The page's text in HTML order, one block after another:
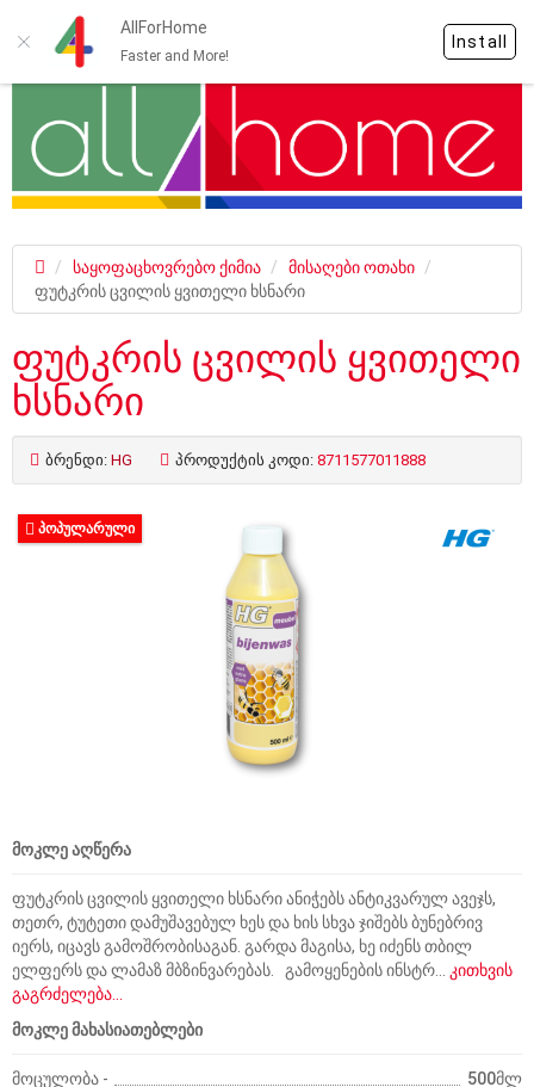
AllForHome
Faster and More!
Install
საყოფაცხოვრებო ქიმია
მისაღები ოთახი
ფუტკრის ცვილის ყვითელი ხსნარი
ფუტკრის ცვილის ყვითელი
ხსნარი
ბრენდი: HG პროდუქტის კოდი: 8711577011888
ᲞᲝᲞᲣᲚᲐᲠᲣᲚᲘ
მოკლე აღწერა
ფუტკრის ცვილის ყვითელი ხსნარი ანიჭებს ანტიკვარულ ავეჯს,
თეთრ, ტუტეთი დამუშავებულ ხეს და ხის სხვა ჯიშებს ბუნებრივ
იერს, იცავს გამოშრობისაგან. გარდა მაგისა, ხე იძენს თბილ
ელფერს და ლამაზ მბზინვარებას. გამოყენების ინსტრ... კითხვის
გაგრძელება...
მოკლე მახასიათებლები
მოცულობა -
500მლ